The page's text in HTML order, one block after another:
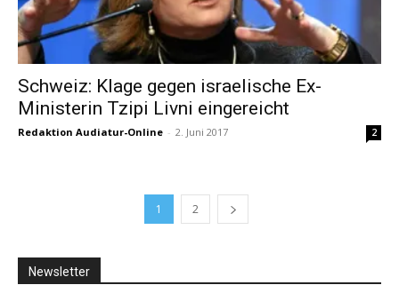
Schweiz: Klage gegen israelische Ex-
Ministerin Tzipi Livni eingereicht
Redaktion Audiatur-Online - 2. Juni 2017 2
1 2
Newsletter